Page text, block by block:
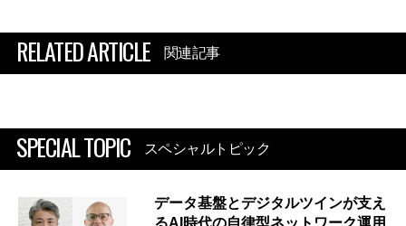
RELATED ARTICLE 関連記事
SPECIAL TOPIC スペシャルトピック
データ基盤とデジタルツインが支え
るAI時代の自律型ネットワーク運用